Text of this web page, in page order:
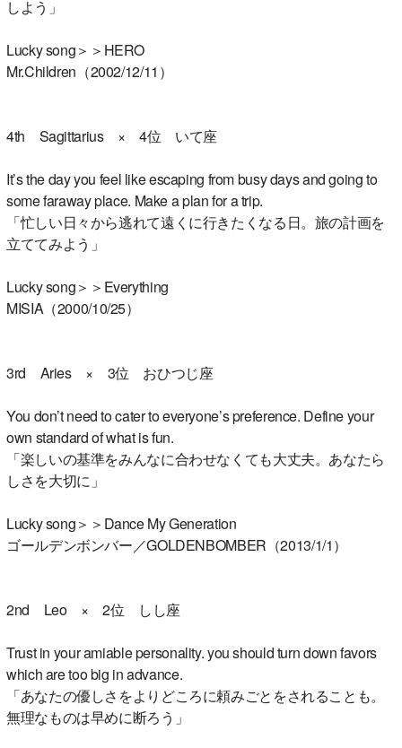
しよう」
Lucky song＞＞HERO
Mr.Children（2002/12/11）
4th Sagittarius × 4位 いて座
It’s the day you feel like escaping from busy days and going to
some faraway place. Make a plan for a trip.
「忙しい日々から逃れて遠くに行きたくなる日。旅の計画を
立ててみよう」
Lucky song＞＞Everything
MISIA（2000/10/25）
3rd Aries × 3位 おひつじ座
You don’t need to cater to everyone’s preference. Define your
own standard of what is fun.
「楽しいの基準をみんなに合わせなくても大丈夫。あなたら
しさを大切に」
Lucky song＞＞Dance My Generation
ゴールデンボンバー／GOLDENBOMBER（2013/1/1）
2nd Leo × 2位 しし座
Trust in your amiable personality. you should turn down favors
which are too big in advance.
「あなたの優しさをよりどころに頼みごとをされることも。
無理なものは早めに断ろう」